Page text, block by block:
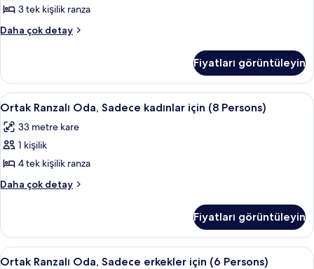
için
(6
Persons)
tüm
fotoğrafları
görün
3 tek kişilik ranza
Daha çok detay
Ortak
kadınlar
için
(6
hakkında
daha
detay
Fiyatları görüntüleyin
Ortak
Ranzalı
Oda,
Sadece
kadınlar
için
için
tüm
fotoğrafları
Ortak Ranzalı Oda, Sadece kadınlar
2
Ortak Ranzalı Oda, Sadece kadınlar için (8 Persons)
33 metre kare
1 kişilik
4 tek kişilik ranza
Daha çok detay
Ortak
kadınlar
için
(8
Fiyatları görüntüleyin
Ortak
Ortak Ranzalı Oda, Sadece erkekler
2
Ortak Ranzalı Oda, Sadece erkekler için (6 Persons)